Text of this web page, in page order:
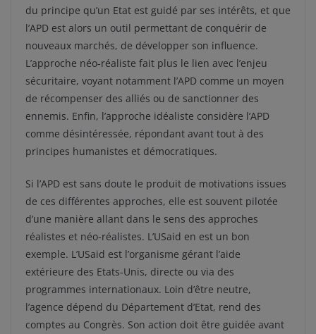
du principe qu’un Etat est guidé par ses intérêts, et que
l’APD est alors un outil permettant de conquérir de
nouveaux marchés, de développer son influence.
L’approche néo-réaliste fait plus le lien avec l’enjeu
sécuritaire, voyant notamment l’APD comme un moyen
de récompenser des alliés ou de sanctionner des
ennemis. Enfin, l’approche idéaliste considère l’APD
comme désintéressée, répondant avant tout à des
principes humanistes et démocratiques.
Si l’APD est sans doute le produit de motivations issues
de ces différentes approches, elle est souvent pilotée
d’une manière allant dans le sens des approches
réalistes et néo-réalistes. L’USaid en est un bon
exemple. L’USaid est l’organisme gérant l’aide
extérieure des Etats-Unis, directe ou via des
programmes internationaux. Loin d’être neutre,
l’agence dépend du Département d’Etat, rend des
comptes au Congrès. Son action doit être guidée avant